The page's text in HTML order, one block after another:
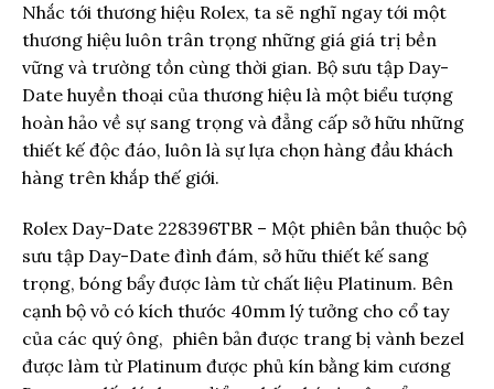
Nhắc tới thương hiệu Rolex, ta sẽ nghĩ ngay tới một
thương hiệu luôn trân trọng những giá giá trị bền
vững và trường tồn cùng thời gian. Bộ sưu tập Day-
Date huyền thoại của thương hiệu là một biểu tượng
hoàn hảo về sự sang trọng và đẳng cấp sở hữu những
thiết kế độc đáo, luôn là sự lựa chọn hàng đầu khách
hàng trên khắp thế giới.
Rolex Day-Date 228396TBR – Một phiên bản thuộc bộ
sưu tập Day-Date đình đám, sở hữu thiết kế sang
trọng, bóng bẩy được làm từ chất liệu Platinum. Bên
cạnh bộ vỏ có kích thước 40mm lý tưởng cho cổ tay
của các quý ông, phiên bản được trang bị vành bezel
được làm từ Platinum được phủ kín bằng kim cương